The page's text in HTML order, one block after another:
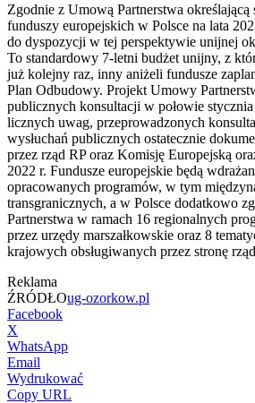
Zgodnie z Umową Partnerstwa określającą
funduszy europejskich w Polsce na lata
do dyspozycji w tej perspektywie unijnej
To standardowy 7-letni budżet unijny, z
już kolejny raz, inny aniżeli fundusze
Plan Odbudowy. Projekt Umowy
publicznych konsultacji w połowie
licznych uwag, przeprowadzonych
wysłuchań publicznych ostatecznie
przez rząd RP oraz Komisję Europejską
2022 r. Fundusze europejskie będą
opracowanych programów, w tym
transgranicznych, a w Polsce dodatkowo
Partnerstwa w ramach 16 regionalnych
przez urzędy marszałkowskie oraz 8
krajowych obsługiwanych przez stronę
Reklama
ŹRÓDŁOug-ozorkow.pl
Facebook
X
WhatsApp
Email
Wydrukować
Copy URL